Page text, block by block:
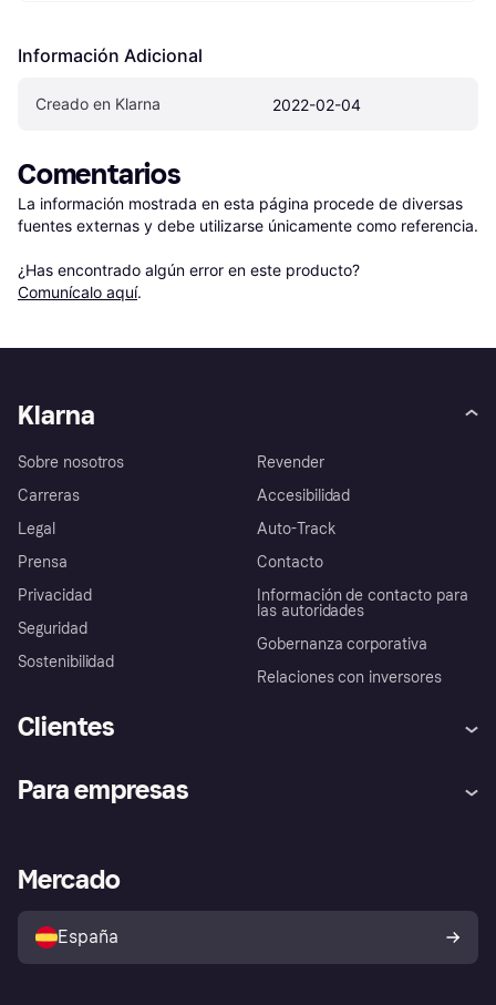
Información Adicional
Creado en Klarna 2022-02-04
Comentarios
La información mostrada en esta página procede de diversas
fuentes externas y debe utilizarse únicamente como referencia.
¿Has encontrado algún error en este producto?
Comunícalo aquí.
Klarna
Sobre nosotros
Carreras
Legal
Prensa
Privacidad
Seguridad
Sostenibilidad
Revender
Accesibilidad
Auto-Track
Contacto
Información de contacto para
las autoridades
Gobernanza corporativa
Relaciones con inversores
Clientes
Inicio de sesión
Directorio de tiendas
Política de protección al
comprador de Klarna
Reclamaciones
Para empresas
Acceso empresas
Mercado
España